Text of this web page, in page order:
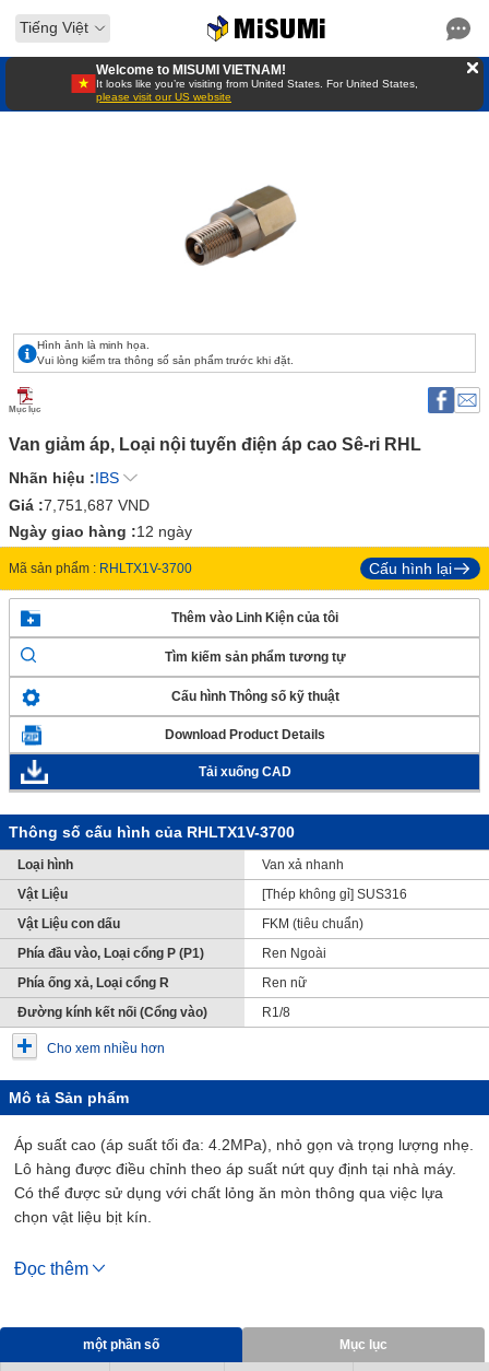
Tiếng Việt
Welcome to MISUMI VIETNAM!
It looks like you’re visiting from United States. For United States,
please visit our US website
Hình ảnh là minh họa.
Vui lòng kiểm tra thông số sản phẩm trước khi đặt.
Mục lục
Van giảm áp, Loại nội tuyến điện áp cao Sê-ri RHL
Nhãn hiệu :IBS
Giá :7,751,687 VND
Ngày giao hàng :12 ngày
Mã sản phẩm : RHLTX1V-3700 Cấu hình lại
Thêm vào Linh Kiện của tôi
Tìm kiếm sản phẩm tương tự
Cấu hình Thông số kỹ thuật
Download Product Details
Tải xuống CAD
Thông số cấu hình của RHLTX1V-3700
Loại hình
Van xả nhanh
Vật Liệu
[Thép không gỉ] SUS316
Vật Liệu con dấu
FKM (tiêu chuẩn)
Phía đầu vào, Loại cổng P (P1)
Ren Ngoài
Phía ống xả, Loại cổng R
Ren nữ
Đường kính kết nối (Cổng vào)
R1/8
Cho xem nhiều hơn
Mô tả Sản phẩm
Áp suất cao (áp suất tối đa: 4.2MPa), nhỏ gọn và trọng lượng nhẹ.
Lô hàng được điều chỉnh theo áp suất nứt quy định tại nhà máy.
Có thể được sử dụng với chất lỏng ăn mòn thông qua việc lựa
chọn vật liệu bịt kín.
[Đặc trưng]
· Lô hàng được điều chỉnh theo áp suất nứt quy định tại nhà máy.
· Có thể được sử dụng với chất lỏng ăn mòn thông qua việc lựa
Đọc thêm
một phần số Mục lục